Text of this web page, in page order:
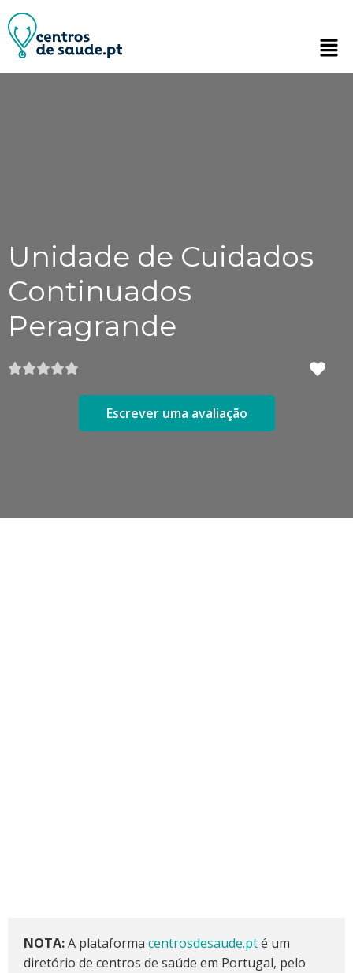
Unidade de Cuidados
Continuados
Peragrande
Escrever uma avaliação
NOTA:A plataforma centrosdesaude.pté um
diretório de centros de saúde em Portugal, pelo